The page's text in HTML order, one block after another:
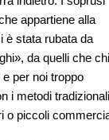
appartiene alla
è stata rubata da
da quelli che
per noi troppo
i metodi tradizionali
o piccoli